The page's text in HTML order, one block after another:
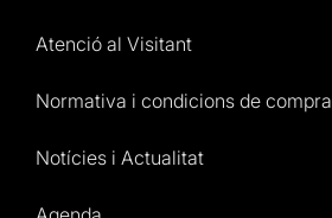
Atenció al Visitant
Normativa i condicions de compra
Notícies i Actualitat